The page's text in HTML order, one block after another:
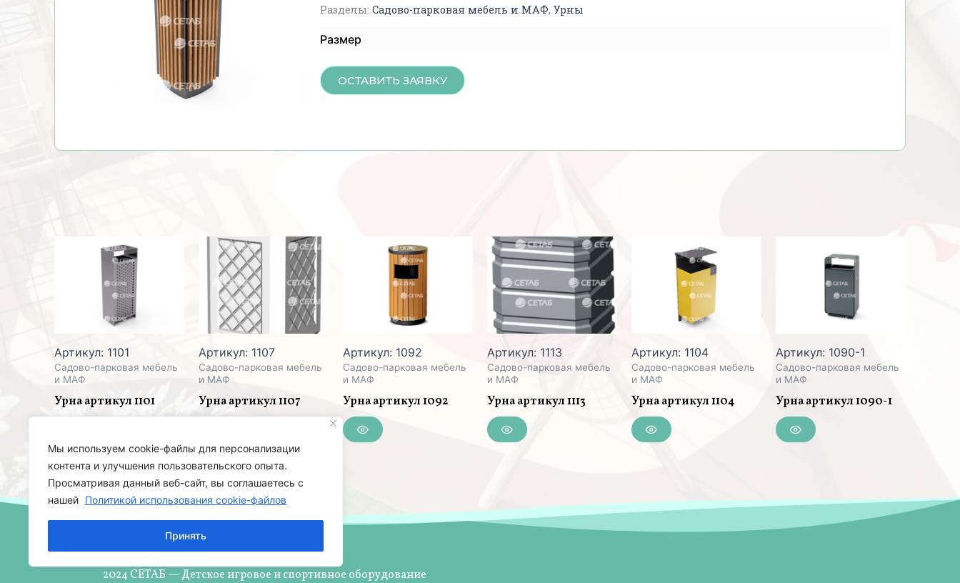
Мы используем cookie-файлы для персонализации
контента и улучшения пользовательского опыта.
Просматривая данный веб-сайт, вы соглашаетесь с
нашей Политикой использования cookie-файлов
Принять
Разделы: Садово-парковая мебель и МАФ,Урны
Размер
ОСТАВИТЬ ЗАЯВКУ
Артикул: 1101
Садово-парковая мебель
и МАФ
Урна артикул 1101
Артикул: 1107
Садово-парковая мебель
и МАФ
Урна артикул 1107
Артикул: 1092
Садово-парковая мебель
и МАФ
Урна артикул 1092
Артикул: 1113
Садово-парковая мебель
и МАФ
Урна артикул 1113
Артикул: 1104
Садово-парковая мебель
и МАФ
Урна артикул 1104
Артикул: 1090-1
Садово-парковая мебель
и МАФ
Урна артикул 1090-1
2024 СЕТАБ — Детское игровое и спортивное оборудование